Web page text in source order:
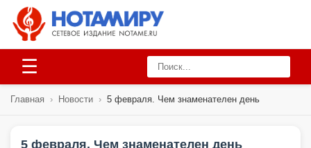
☰
Главная › Новости › 5 февраля. Чем знаменателен день
5 февраля. Чем знаменателен день